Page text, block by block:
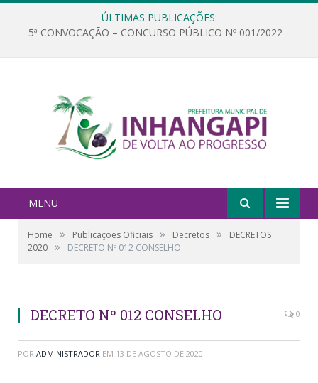
ÚLTIMAS PUBLICAÇÕES:
5ª CONVOCAÇÃO – CONCURSO PÚBLICO Nº 001/2022
MENU
Home » Publicações Oficiais » Decretos »
DECRETOS
2020 » DECRETO Nº 012 CONSELHO
DECRETO Nº 012 CONSELHO 0
POR ADMINISTRADOR EM 13 DE AGOSTO DE 2020